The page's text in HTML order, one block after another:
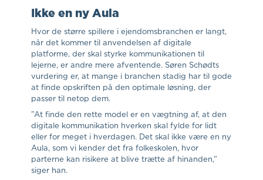
Ikke en ny Aula
Hvor de større spillere i ejendomsbranchen er langt,
når det kommer til anvendelsen af digitale
platforme, der skal styrke kommunikationen til
lejerne, er andre mere afventende. Søren Schødts
vurdering er, at mange i branchen stadig har til gode
at finde opskriften på den optimale løsning, der
passer til netop dem.
”At finde den rette model er en vægtning af, at den
digitale kommunikation hverken skal fylde for lidt
eller for meget i hverdagen. Det skal ikke være en ny
Aula, som vi kender det fra folkeskolen, hvor
parterne kan risikere at blive trætte af hinanden,”
siger han.